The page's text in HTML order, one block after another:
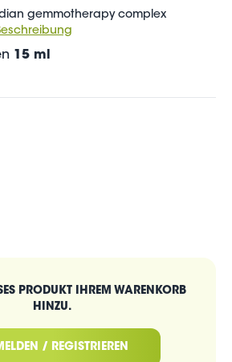
gemmotherapy complex
15 ml
PRODUKT IHREM WARENKORB
HINZU.
/ REGISTRIEREN